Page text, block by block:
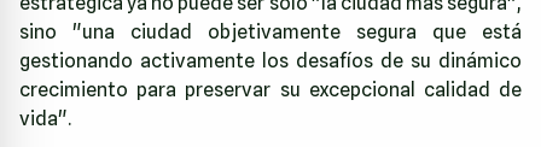
sino "una ciudad objetivamente segura que está
gestionando activamente los desafíos de su dinámico
crecimiento para preservar su excepcional calidad de
vida".